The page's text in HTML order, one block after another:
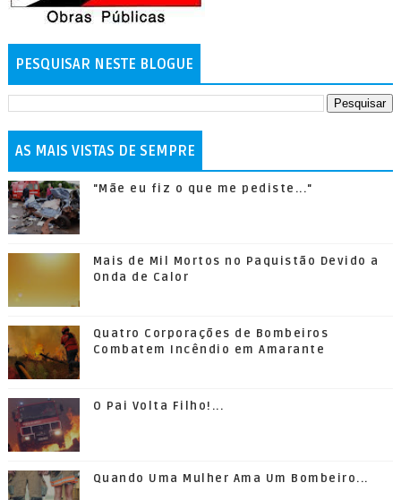
PESQUISAR NESTE BLOGUE
AS MAIS VISTAS DE SEMPRE
"Mãe eu fiz o que me pediste..."
Mais de Mil Mortos no Paquistão Devido a
Onda de Calor
Quatro Corporações de Bombeiros
Combatem Incêndio em Amarante
O Pai Volta Filho!...
Quando Uma Mulher Ama Um Bombeiro...